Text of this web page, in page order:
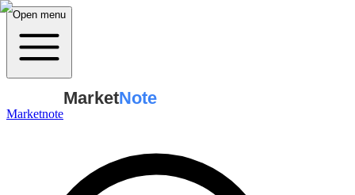
Open menu
Marketnote
MarketNote